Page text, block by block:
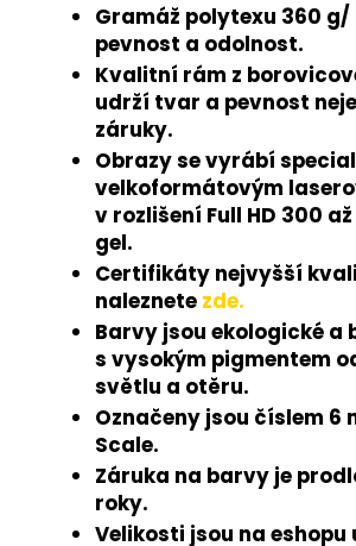
Gramáž polytexu 360 g/
pevnost a odolnost.
Kvalitní rám z
udrží tvar a pevnost
záruky.
Obrazy se vyrábí
velkoformátovým
v rozlišení Full HD 300 až
gel.
Certifikáty nejvyšší
naleznete zde.
Barvy jsou ekologické a
s vysokým pigmentem
světlu a otěru.
Označeny jsou číslem 6
Scale.
Záruka na barvy je
roky.
Velikosti jsou na eshopu